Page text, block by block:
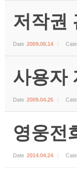
저작권
Date 2009.08.14
사용자
Date 2009.04.25
영웅전
Date 2014.04.24